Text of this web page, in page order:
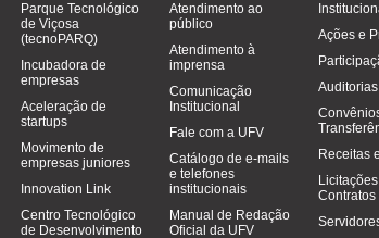
Parque Tecnológico
de Viçosa
(tecnoPARQ)
Incubadora de
empresas
Aceleração de
startups
Movimento de
empresas juniores
Innovation Link
Centro Tecnológico
de Desenvolvimento
Atendimento ao
público
Atendimento à
imprensa
Comunicação
Institucional
Fale com a UFV
Catálogo de e-mails
e telefones
institucionais
Manual de Redação
Oficial da UFV
Ações e
Auditorias
Receitas
Contratos